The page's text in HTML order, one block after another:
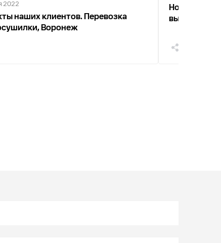
2022
наших клиентов. Перевозка
Воронеж
Новое
высотой